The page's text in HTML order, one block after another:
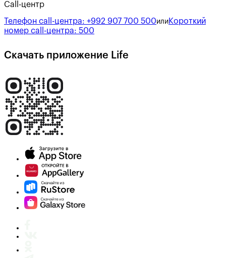
Call-центр
Телефон call-центра: +992 907 700 500или Короткий
номер call-центра: 500
Скачать приложение Life